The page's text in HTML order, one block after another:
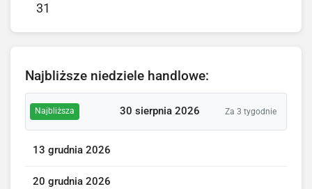
31
Najbliższe niedziele handlowe:
Najbliższa 30 sierpnia 2026 Za 3 tygodnie
13 grudnia 2026
20 grudnia 2026